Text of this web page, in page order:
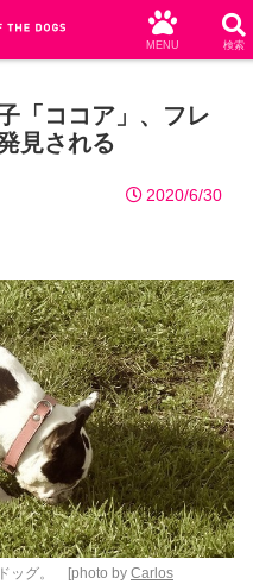
「ココア」、フレ
見される
2020/6/30
ッグ。 [photo by Carlos
MENU 検索